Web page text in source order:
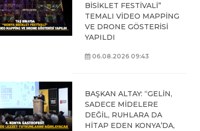
BİSİKLET FESTİVALİ”
TEMALI VİDEO MAPPİNG
VE DRONE GÖSTERİSİ
YAPILDI
06.08.2026 09:43
BAŞKAN ALTAY: “GELİN,
SADECE MİDELERE
DEĞİL, RUHLARA DA
HİTAP EDEN KONYA’DA,